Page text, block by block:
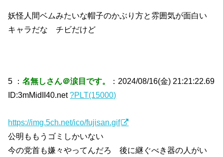
妖怪人間ベムみたいな帽子のかぶり方と雰囲気が面白い
キャラだな チビだけど
5 ：名無しさん＠涙目です。
：2024/08/16(金) 21:21:22.69
ID:3mMidII40.net?PLT(15000)
https://img.5ch.net/ico/fujisan.gif
公明ももうゴミしかいない
今の党首も嫌々やってんだろ 後に継ぐべき器の人がい